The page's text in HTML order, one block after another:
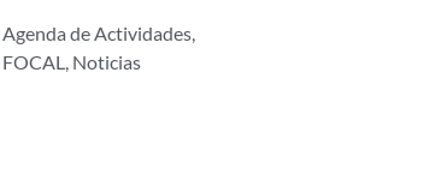
Agenda de Actividades,
FOCAL, Noticias